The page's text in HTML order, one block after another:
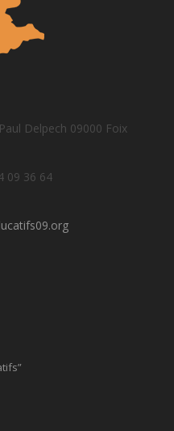
Delpech 09000 Foix
09 36 64
S’ouvre